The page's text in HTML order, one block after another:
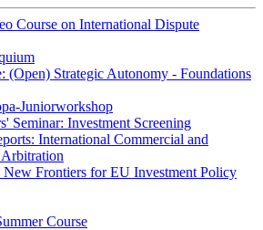
Course on International Dispute
(Open) Strategic Autonomy - Foundations
Juniorworkshop
Seminar: Investment Screening
International Commercial and
Frontiers for EU Investment Policy
Course